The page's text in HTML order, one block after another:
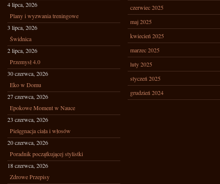
4 lipca, 2026
Plany i wyzwania treningowe
3 lipca, 2026
Świdnica
2 lipca, 2026
Przemysł 4.0
30 czerwca, 2026
Eko w Domu
27 czerwca, 2026
Epokowe Moment w Nauce
23 czerwca, 2026
Pielęgnacja ciała i włosów
20 czerwca, 2026
Poradnik początkującej stylistki
18 czerwca, 2026
Zdrowe Przepisy
czerwiec 2025
maj 2025
kwiecień 2025
marzec 2025
luty 2025
styczeń 2025
grudzień 2024